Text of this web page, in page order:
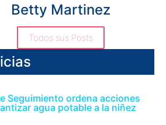
Betty Martinez
Todos sus Posts
Seguimiento ordena acciones
agua potable a la niñez